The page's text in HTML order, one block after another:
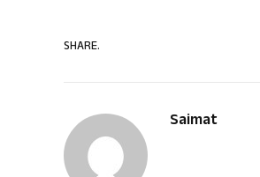
SHARE.
Saimat